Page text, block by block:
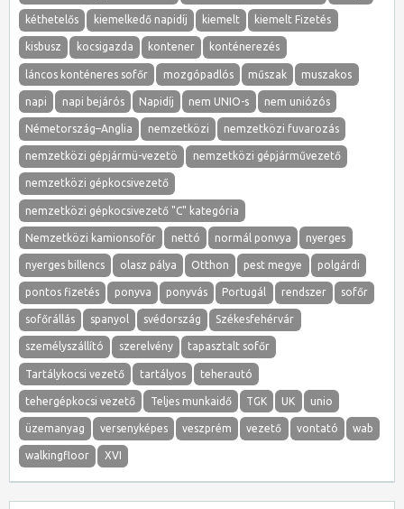
kéthetelős kiemelkedő napidíj kiemelt kiemelt Fizetés
kisbusz kocsigazda kontener konténerezés
láncos konténeres sofőr mozgópadlós műszak muszakos
napi napi bejárós Napidíj nem UNIO-s nem uniózós
Németország–Anglia nemzetközi nemzetközi fuvarozás
nemzetközi gépjármü-vezetö nemzetközi gépjárművezető
nemzetközi gépkocsivezető
nemzetközi gépkocsivezető "C" kategória
Nemzetközi kamionsofőr nettó normál ponvya nyerges
nyerges billencs olasz pálya Otthon pest megye polgárdi
pontos fizetés ponyva ponyvás Portugál rendszer sofőr
sofőrállás spanyol svédország Székesfehérvár
személyszállító szerelvény tapasztalt sofőr
Tartálykocsi vezető tartályos teherautó
tehergépkocsi vezető Teljes munkaidő TGK UK unio
üzemanyag versenyképes veszprém vezető vontató wab
walkingfloor XVI